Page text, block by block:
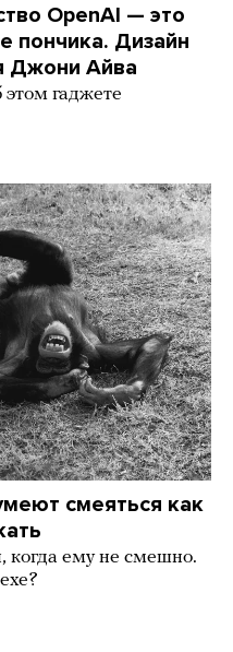
OpenAI — это
пончика. Дизайн
Джони Айва
этом гаджете
смеяться как
когда ему не смешно.